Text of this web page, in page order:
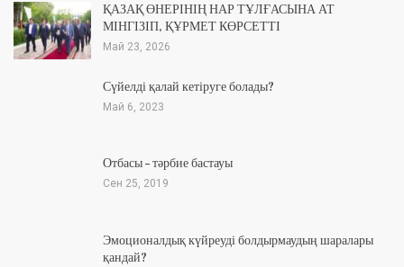
ҚАЗАҚ ӨНЕРІНІҢ НАР ТҰЛҒАСЫНА АТ
МІНГІЗІП, ҚҰРМЕТ КӨРСЕТТІ
Май 23, 2026
Сүйелді қалай кетіруге болады?
Май 6, 2023
Отбасы – тәрбие бастауы
Сен 25, 2019
Эмоционалдық күйреуді болдырмаудың шаралары
қандай?